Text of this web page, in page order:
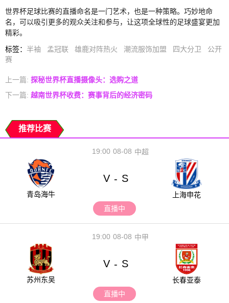
世界杯足球比赛的直播命名是一门艺术，也是一种策略。巧妙地命
名，可以吸引更多的观众关注和参与，让这项全球性的足球盛宴更加
精彩。
标签： 半袖 孟冠联 雄鹿对阵热火 潮流服饰加盟 四大分卫
公开
赛
上一篇: 探秘世界杯直播摄像头：选购之道
下一篇: 越南世界杯收费：赛事背后的经济密码
推荐比赛
08-08
19:00 中超
青岛海牛
V - S
上海申花
直播中
08-08
19:00 中甲
苏州东吴
V - S
长春亚泰
直播中